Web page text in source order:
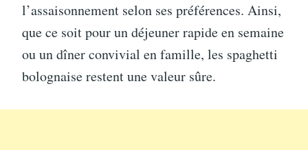
l’assaisonnement selon ses préférences. Ainsi,
que ce soit pour un déjeuner rapide en semaine
ou un dîner convivial en famille, les spaghetti
bolognaise restent une valeur sûre.